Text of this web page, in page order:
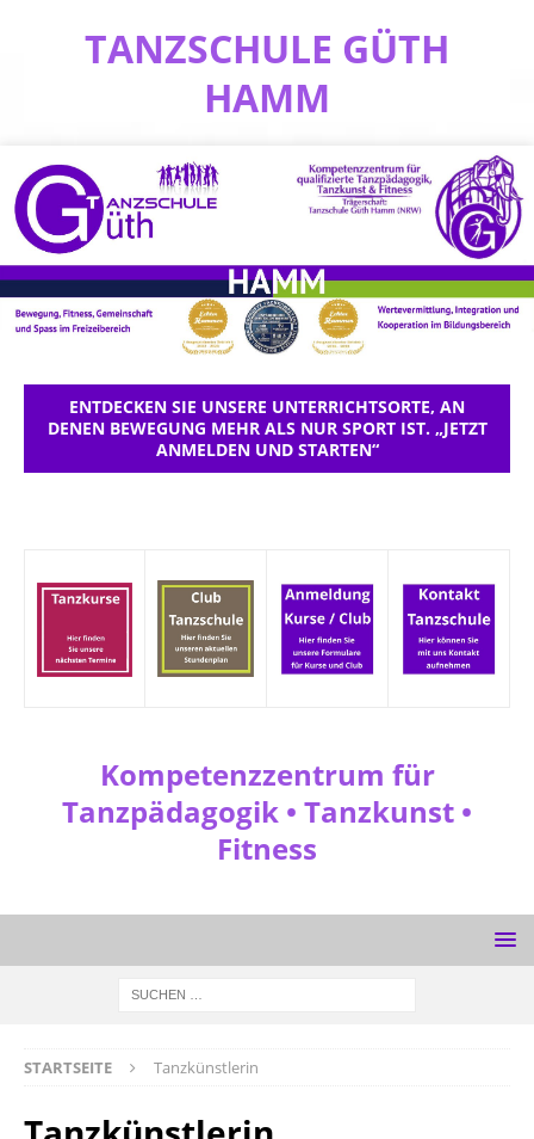
TANZSCHULE GÜTH
HAMM
ENTDECKEN SIE UNSERE UNTERRICHTSORTE, AN
DENEN BEWEGUNG MEHR ALS NUR SPORT IST. „JETZT
ANMELDEN UND STARTEN“
Kompetenzzentrum für
Tanzpädagogik • Tanzkunst •
Fitness
STARTSEITE Tanzkünstlerin